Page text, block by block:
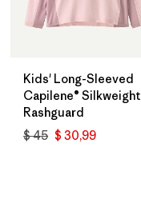
Kids' Long-Sleeved
Capilene® Silkweight
Rashguard
$ 45 $ 30,99